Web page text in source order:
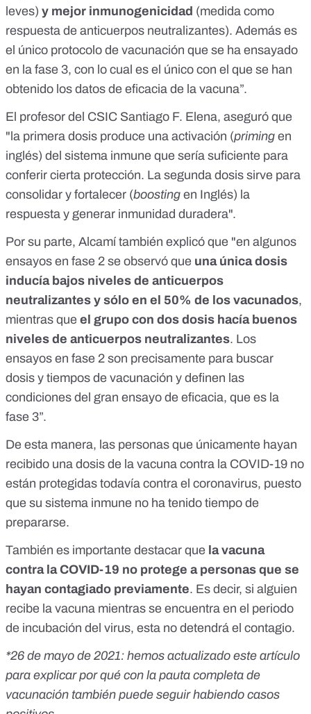
leves) y mejor inmunogenicidad (medida como
respuesta de anticuerpos neutralizantes). Además es
el único protocolo de vacunación que se ha ensayado
en la fase 3, con lo cual es el único con el que se han
obtenido los datos de eficacia de la vacuna”.
El profesor del CSIC Santiago F. Elena, aseguró que
"la primera dosis produce una activación (priming en
inglés) del sistema inmune que sería suficiente para
conferir cierta protección. La segunda dosis sirve para
consolidar y fortalecer (boosting en Inglés) la
respuesta y generar inmunidad duradera".
Por su parte, Alcamí también explicó que "en algunos
ensayos en fase 2 se observó que una única dosis
inducía bajos niveles de anticuerpos
neutralizantes y sólo en el 50% de los vacunados,
mientras que el grupo con dos dosis hacía buenos
niveles de anticuerpos neutralizantes. Los
ensayos en fase 2 son precisamente para buscar
dosis y tiempos de vacunación y definen las
condiciones del gran ensayo de eficacia, que es la
fase 3”.
De esta manera, las personas que únicamente hayan
recibido una dosis de la vacuna contra la COVID-19 no
están protegidas todavía contra el coronavirus, puesto
que su sistema inmune no ha tenido tiempo de
prepararse.
También es importante destacar que la vacuna
contra la COVID-19 no protege a personas que se
hayan contagiado previamente. Es decir, si alguien
recibe la vacuna mientras se encuentra en el periodo
de incubación del virus, esta no detendrá el contagio.
*26 de mayo de 2021: hemos actualizado este artículo
para explicar por qué con la pauta completa de
vacunación también puede seguir habiendo casos